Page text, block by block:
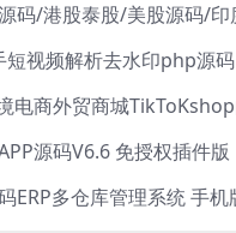
短视频解析去水印php源码
源码V6.6 免授权插件版